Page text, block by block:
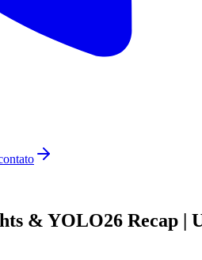
& YOLO26 Recap |